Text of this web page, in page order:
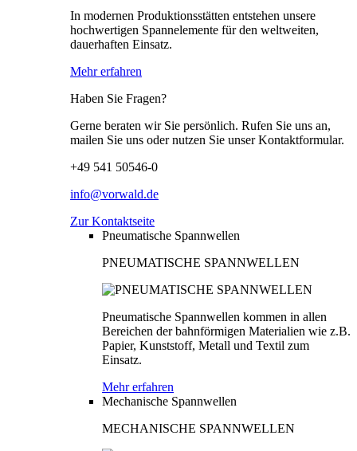
In modernen Produktionsstätten entstehen unsere
hochwertigen Spannelemente für den weltweiten,
dauerhaften Einsatz.
Mehr erfahren
Haben Sie Fragen?
Gerne beraten wir Sie persönlich. Rufen Sie uns an,
mailen Sie uns oder nutzen Sie unser Kontaktformular.
+49 541 50546-0
info@vorwald.de
Zur Kontaktseite
Pneumatische Spannwellen
PNEUMATISCHE SPANNWELLEN
Pneumatische Spannwellen kommen in allen
Bereichen der bahnförmigen Materialien wie z.B.
Papier, Kunststoff, Metall und Textil zum
Einsatz.
Mehr erfahren
Mechanische Spannwellen
MECHANISCHE SPANNWELLEN